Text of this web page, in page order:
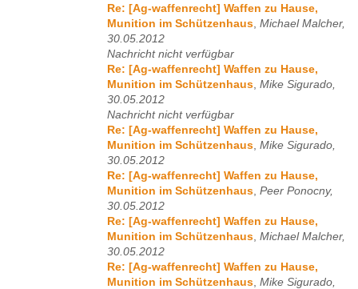
Re: [Ag-waffenrecht] Waffen zu Hause,
Munition im Schützenhaus Michael Malcher,
30.05.2012
Nachricht nicht verfügbar
Re: [Ag-waffenrecht] Waffen zu Hause,
Munition im Schützenhaus Mike Sigurado,
30.05.2012
Nachricht nicht verfügbar
Re: [Ag-waffenrecht] Waffen zu Hause,
Munition im Schützenhaus Mike Sigurado,
30.05.2012
Re: [Ag-waffenrecht] Waffen zu Hause,
Munition im Schützenhaus Peer Ponocny,
30.05.2012
Re: [Ag-waffenrecht] Waffen zu Hause,
Munition im Schützenhaus Michael Malcher,
30.05.2012
Re: [Ag-waffenrecht] Waffen zu Hause,
Munition im Schützenhaus Mike Sigurado,